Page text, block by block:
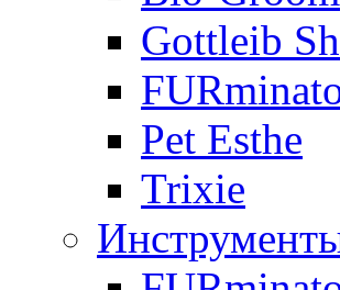
Gottleib
Pet Esthe
Trixie